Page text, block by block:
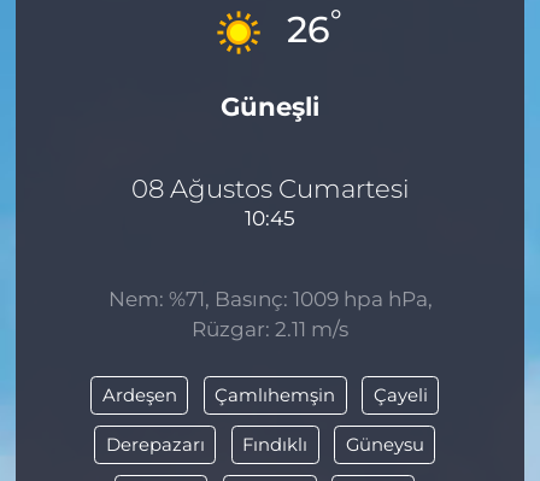
26°
Güneşli
08 Ağustos Cumartesi
10:45
Nem: %71, Basınç: 1009 hpa hPa,
Rüzgar: 2.11 m/s
Ardeşen Çamlıhemşin Çayeli
Derepazarı Fındıklı Güneysu